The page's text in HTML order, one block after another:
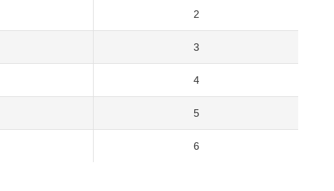
2
3
4
5
6